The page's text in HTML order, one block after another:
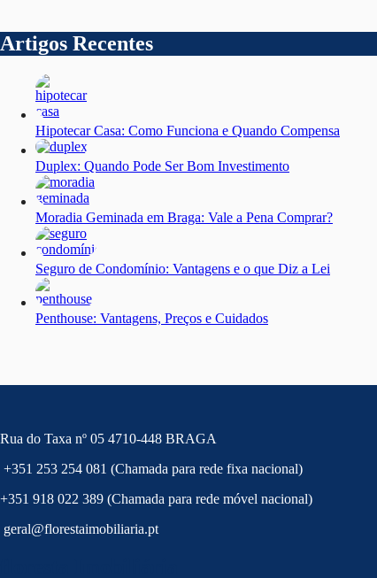
Artigos Recentes
Hipotecar Casa: Como Funciona e Quando Compensa
Duplex: Quando Pode Ser Bom Investimento
Moradia Geminada em Braga: Vale a Pena Comprar?
Seguro de Condomínio: Vantagens e o que Diz a Lei
Penthouse: Vantagens, Preços e Cuidados
Rua do Taxa nº 05 4710-448 BRAGA
+351 253 254 081 (Chamada para rede fixa nacional)
+351 918 022 389 (Chamada para rede móvel nacional)
geral@florestaimobiliaria.pt